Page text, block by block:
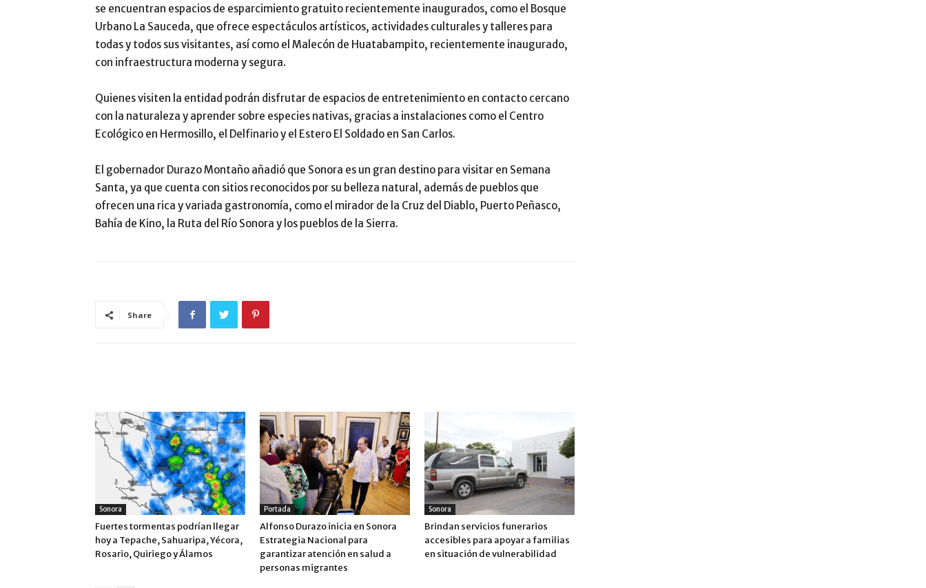
se encuentran espacios de esparcimiento gratuito recientemente inaugurados, como el Bosque
Urbano La Sauceda, que ofrece espectáculos artísticos, actividades culturales y talleres para
todas y todos sus visitantes, así como el Malecón de Huatabampito, recientemente inaugurado,
con infraestructura moderna y segura.
Quienes visiten la entidad podrán disfrutar de espacios de entretenimiento en contacto cercano
con la naturaleza y aprender sobre especies nativas, gracias a instalaciones como el Centro
Ecológico en Hermosillo, el Delfinario y el Estero El Soldado en San Carlos.
El gobernador Durazo Montaño añadió que Sonora es un gran destino para visitar en Semana
Santa, ya que cuenta con sitios reconocidos por su belleza natural, además de pueblos que
ofrecen una rica y variada gastronomía, como el mirador de la Cruz del Diablo, Puerto Peñasco,
Bahía de Kino, la Ruta del Río Sonora y los pueblos de la Sierra.
Share
Sonora
Fuertes tormentas podrían llegar
hoy a Tepache, Sahuaripa, Yécora,
Rosario, Quiriego y Álamos
Portada
Alfonso Durazo inicia en Sonora
Estrategia Nacional para
garantizar atención en salud a
personas migrantes
Sonora
Brindan servicios funerarios
accesibles para apoyar a familias
en situación de vulnerabilidad